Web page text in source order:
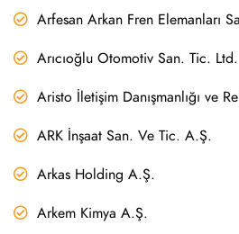
Arfesan Arkan Fren Elemanları
Arıcıoğlu Otomotiv San. Tic. Ltd.
Aristo İletişim Danışmanlığı ve
ARK İnşaat San. Ve Tic. A.Ş.
Arkas Holding A.Ş.
Arkem Kimya A.Ş.